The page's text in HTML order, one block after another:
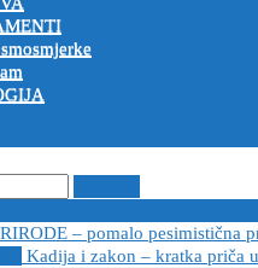
– pomalo pesimistična
Kadija i zakon – kratka priča